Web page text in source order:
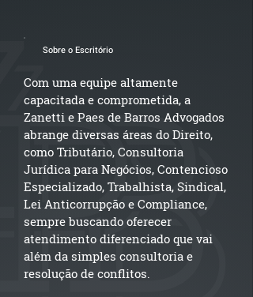
Sobre o Escritório
Com uma equipe altamente
capacitada e comprometida, a
Zanetti e Paes de Barros Advogados
abrange diversas áreas do Direito,
como Tributário, Consultoria
Jurídica para Negócios, Contencioso
Especializado, Trabalhista, Sindical,
Lei Anticorrupção e Compliance,
sempre buscando oferecer
atendimento diferenciado que vai
além da simples consultoria e
resolução de conflitos.